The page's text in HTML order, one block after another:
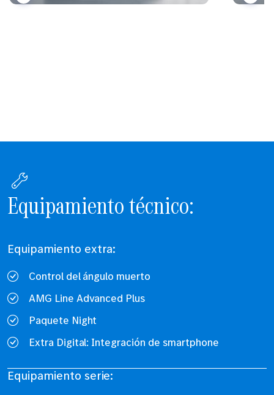
Equipamiento técnico:
Equipamiento serie:
Equipamiento extra:
Control del ángulo muerto
AMG Line Advanced Plus
Paquete Night
Extra Digital: Integración de smartphone